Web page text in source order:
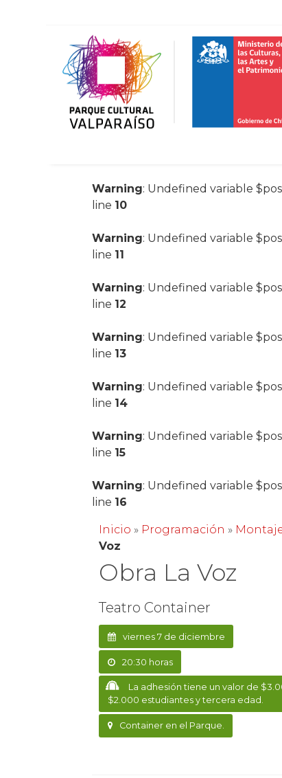
Warning: Undefined variable
line 10
Warning: Undefined variable
line 11
Warning: Undefined variable
line 12
Warning: Undefined variable
line 13
Warning: Undefined variable
line 14
Warning: Undefined variable
line 15
Warning: Undefined variable
line 16
Inicio » Programación »
Voz
Obra La Voz
Teatro Container
viernes 7 de diciembre
20:30 horas
La adhesión tiene un valor de
$2.000 estudiantes y tercera edad.
Container en el Parque.